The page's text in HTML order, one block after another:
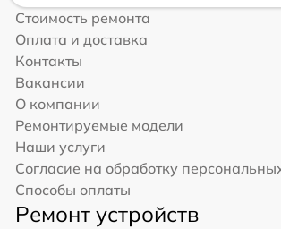
Стоимость ремонта
Оплата и доставка
Контакты
Вакансии
О компании
Ремонтируемые модели
Наши услуги
Согласие на обработку
Способы оплаты
Ремонт устройств